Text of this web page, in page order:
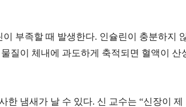
부족할 때 발생한다. 인슐린이 충분하지
질이 체내에 과도하게 축적되면 혈액이
냄새가 날 수 있다. 신 교수는 “신장이